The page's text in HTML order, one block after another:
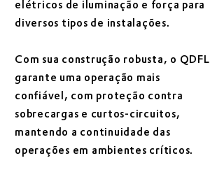
elétricos de iluminação e força para
diversos tipos de instalações.
Com sua construção robusta, o QDFL
garante uma operação mais
confiável, com proteção contra
sobrecargas e curtos-circuitos,
mantendo a continuidade das
operações em ambientes críticos.